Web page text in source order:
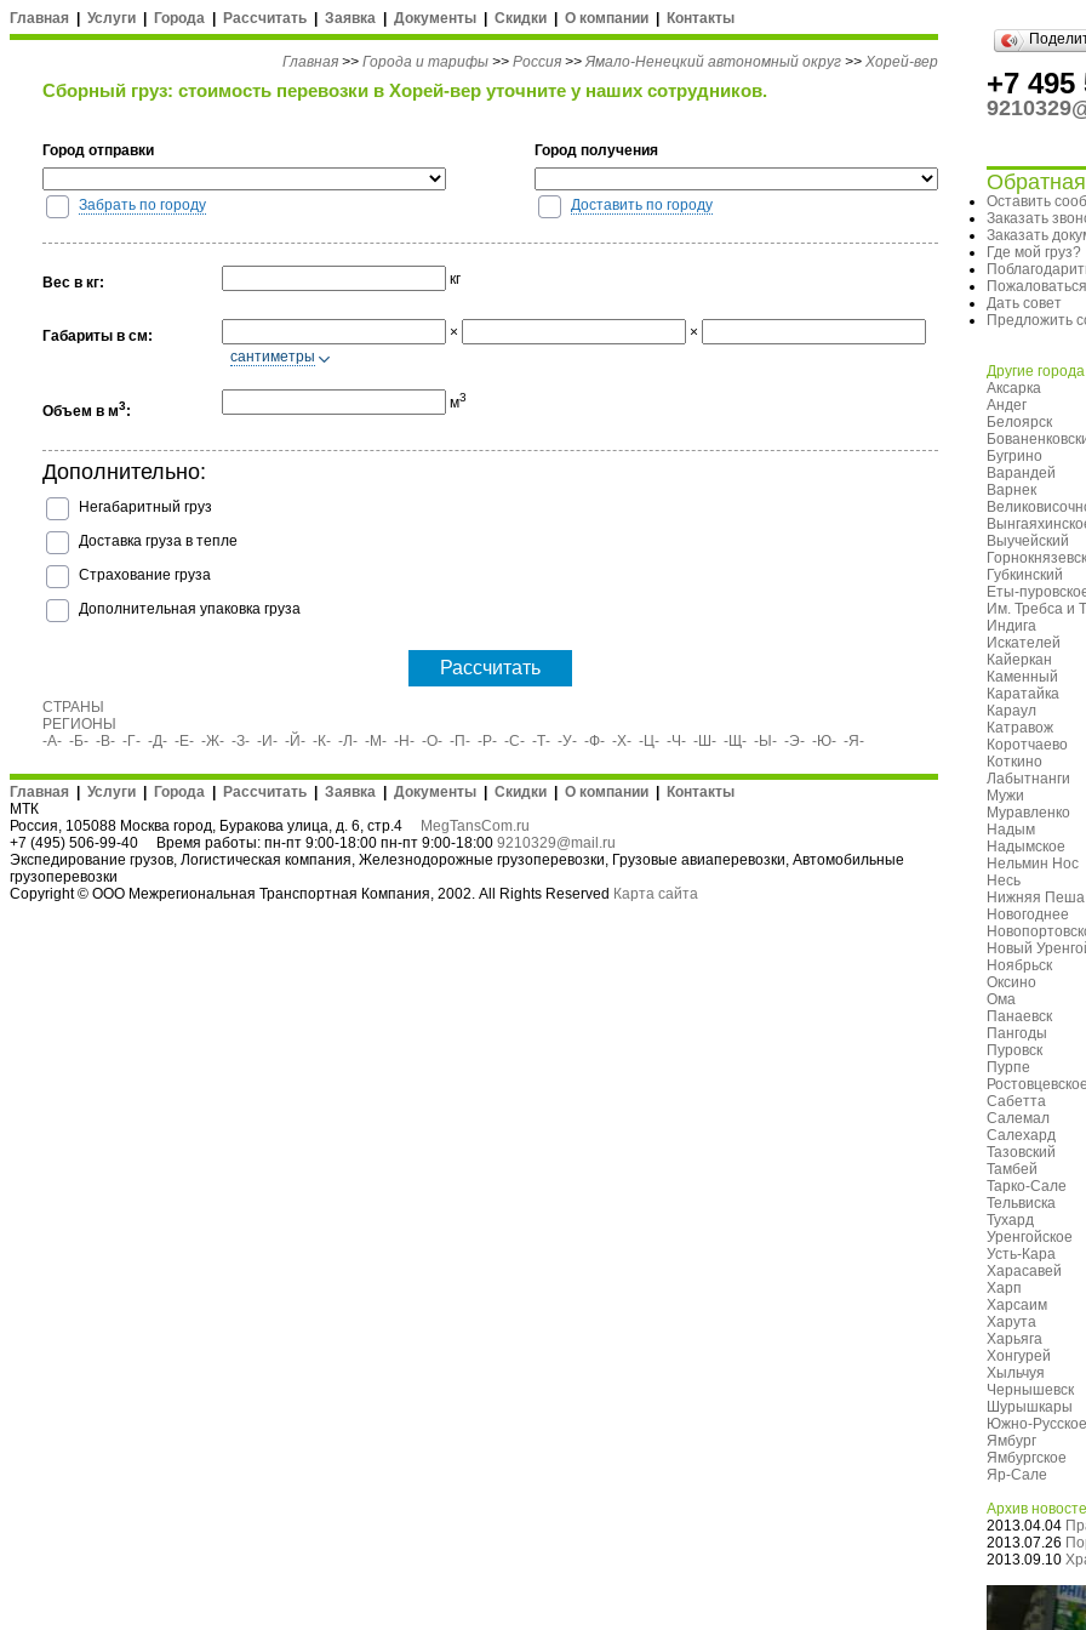
Главная Услуги Города Рассчитать Заявка Документы Скидки О компании Контакты
Главная >> Города и тарифы >> Россия >>Ямало-Ненецкий автономный округ >> Хорей-вер
Сборный груз: стоимость перевозки в Хорей-вер уточните у наших сотрудников.
Город отправки
Забрать по городу
Город получения
Доставить по городу
Вес в кг: кг
Габариты в см: ×
×
cантиметры
Объем в м3: м3
Дополнительно:
Негабаритный груз
Доставка груза в тепле
Страхование груза
Дополнительная упаковка груза
Рассчитать
СТРАНЫ
РЕГИОНЫ
-А- -Б- -В- -Г- -Д- -Е- -Ж- -З- -И- -Й- -К- -Л- -М- -Н- -О- -П- -Р- -С- -Т- -У- -Ф- -Х- -Ц- -Ч- -Ш- -Щ- -Ы- -Э- -Ю- -Я-
Главная Услуги Города Рассчитать Заявка Документы Скидки О компании
Контакты
МТК
Россия, 105088 Москва город, Буракова улица, д. 6, стр.4
MegTansCom.ru
+7 (495) 506-99-40 Время работы: пн-пт 9:00-18:00 пн-пт 9:00-18:00 9210329@mail.ru
Экспедирование грузов, Логистическая компания, Железнодорожные грузоперевозки, Грузовые авиаперевозки, Автомобильные
грузоперевозки
Copyright © ООО Межрегиональная Транспортная Компания, 2002. All Rights Reserved Карта сайта
+7 495
Оставить
Заказать
Заказать
Где мой груз?
Пожаловаться
Дать совет
Предложить
Другие
Аксарка
Андег
Белоярск
Бугрино
Варандей
Варнек
Выучейский
Горнокнязевск
Губкинский
Еты-
Им. Требса и
Индига
Искателей
Кайеркан
Каменный
Каратайка
Караул
Катравож
Коротчаево
Коткино
Лабытнанги
Мужи
Муравленко
Надым
Надымское
Нельмин Нос
Несь
Нижняя Пеша
Новогоднее
Новый
Ноябрьск
Оксино
Ома
Панаевск
Пангоды
Пуровск
Пурпе
Ростовцевское
Сабетта
Салемал
Салехард
Тазовский
Тамбей
Тарко-Сале
Тельвиска
Тухард
Уренгойское
Усть-Кара
Харасавей
Харп
Харсаим
Харута
Харьяга
Хонгурей
Хыльчуя
Чернышевск
Шурышкары
Южно-Русское
Ямбург
Ямбургское
Яр-Сале
Архив
2013.04.04
2013.07.26
2013.09.10